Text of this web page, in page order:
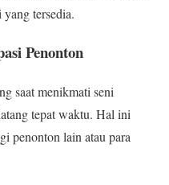
tersedia.
Penonton
saat menikmati seni
tepat waktu. Hal ini
penonton lain atau para